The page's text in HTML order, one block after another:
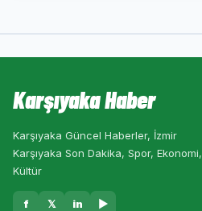
Karşıyaka Haber
Karşıyaka Güncel Haberler, İzmir
Karşıyaka Son Dakika, Spor, Ekonomi,
Kültür
f 𝕏 in ▶